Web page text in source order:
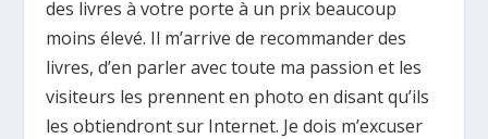
des livres à votre porte à un prix beaucoup
moins élevé. Il m’arrive de recommander des
livres, d’en parler avec toute ma passion et les
visiteurs les prennent en photo en disant qu’ils
les obtiendront sur Internet. Je dois m’excuser